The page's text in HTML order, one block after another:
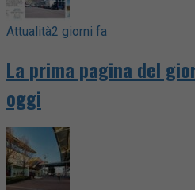
Attualità2 giorni fa
La prima pagina del
oggi